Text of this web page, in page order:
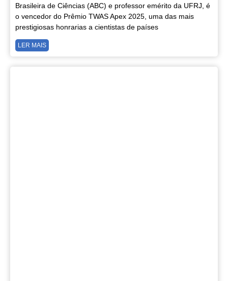
Brasileira de Ciências (ABC) e professor emérito da UFRJ, é
o vencedor do Prêmio TWAS Apex 2025, uma das mais
prestigiosas honrarias a cientistas de países
LER MAIS